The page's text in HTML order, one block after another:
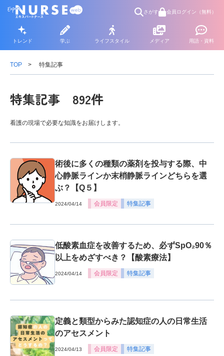
さがす 会員ログイン（無料）
トレンド 学ぶ ライフスタイル メディア 用語・資料
TOP 特集記事
特集記事 892件
看護の現場で必要な知識をお届けします。
術後に多くの種類の薬剤を投与する際、中
心静脈ラインか末梢静脈ラインどちらを選
ぶ？【Q５】
2024/04/14 会員限定 特集記事
低酸素血症を改善するため、必ずSpO₂90％
以上をめざすべき？【酸素療法】
2024/04/14 会員限定 特集記事
定義と類型からみた認知症の人の日常生活
のアセスメント
2024/04/13 会員限定 特集記事